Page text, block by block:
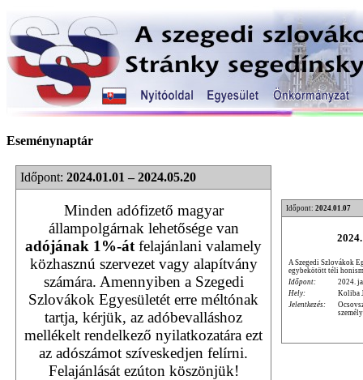
Eseménynaptár
Időpont: 2024.01.01 – 2024.05.20
Minden adófizető magyar
állampolgárnak lehetősége van
adójának 1%-át felajánlani valamely
közhasznú szervezet vagy alapítvány
számára. Amennyiben a Szegedi
Szlovákok Egyesületét erre méltónak
tartja, kérjük, az adóbevalláshoz
mellékelt rendelkező nyilatkozatára ezt
az adószámot szíveskedjen felírni.
Felajánlását ezúton köszönjük!
Időpont: 2024.01.07
A Szegedi Szlovákok
egybekötött téli
Időpont:
2024.
Hely:
Koliba
Jelentkezés: